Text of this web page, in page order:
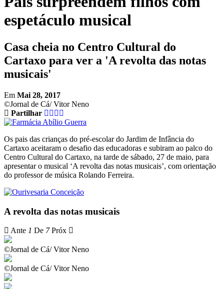
espetáculo musical
Casa cheia no Centro Cultural do
Cartaxo para ver a 'A revolta das notas
musicais'
Em Mai 28, 2017
©Jornal de Cá/ Vitor Neno
Partilhar
Os pais das crianças do pré-escolar do Jardim de Infância do
Cartaxo aceitaram o desafio das educadoras e subiram ao palco do
Centro Cultural do Cartaxo, na tarde de sábado, 27 de maio, para
apresentar o musical ‘A revolta das notas musicais’, com orientação
do professor de música Rolando Ferreira.
A revolta das notas musicais
Ante 1 De 7 Próx
©Jornal de Cá/ Vitor Neno
©Jornal de Cá/ Vitor Neno